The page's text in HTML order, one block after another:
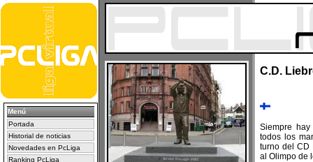
Menú
Portada
Historial de noticias
Novedades en PcLiga
Ranking PcLiga
C.D.
Siempre
todos los
turno del CD
al Olimpo de